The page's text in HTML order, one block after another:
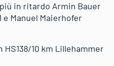
più in ritardo Armin Bauer
e Manuel Maierhofer
HS138/10 km Lillehammer